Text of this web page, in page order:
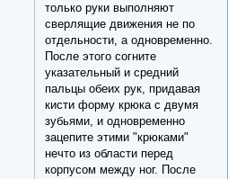
только руки выполняют
сверлящие движения не по
отдельности, а одновременно.
После этого согните
указательный и средний
пальцы обеих рук, придавая
кисти форму крюка с двумя
зубьями, и одновременно
зацепите этими "крюками"
нечто из области перед
корпусом между ног. После